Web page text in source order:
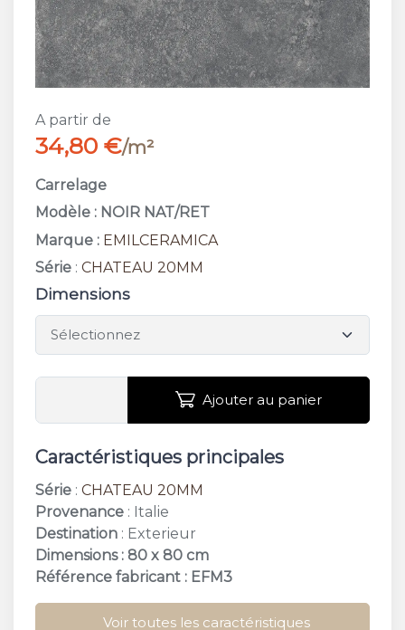
A partir de
34,80 €/m²
Carrelage
Modèle : NOIR NAT/RET
Marque : EMILCERAMICA
Série : CHATEAU 20MM
Dimensions
Ajouter au panier
Caractéristiques principales
Série : CHATEAU 20MM
Provenance : Italie
Destination : Exterieur
Dimensions : 80 x 80 cm
Référence fabricant : EFM3
Voir toutes les caractéristiques